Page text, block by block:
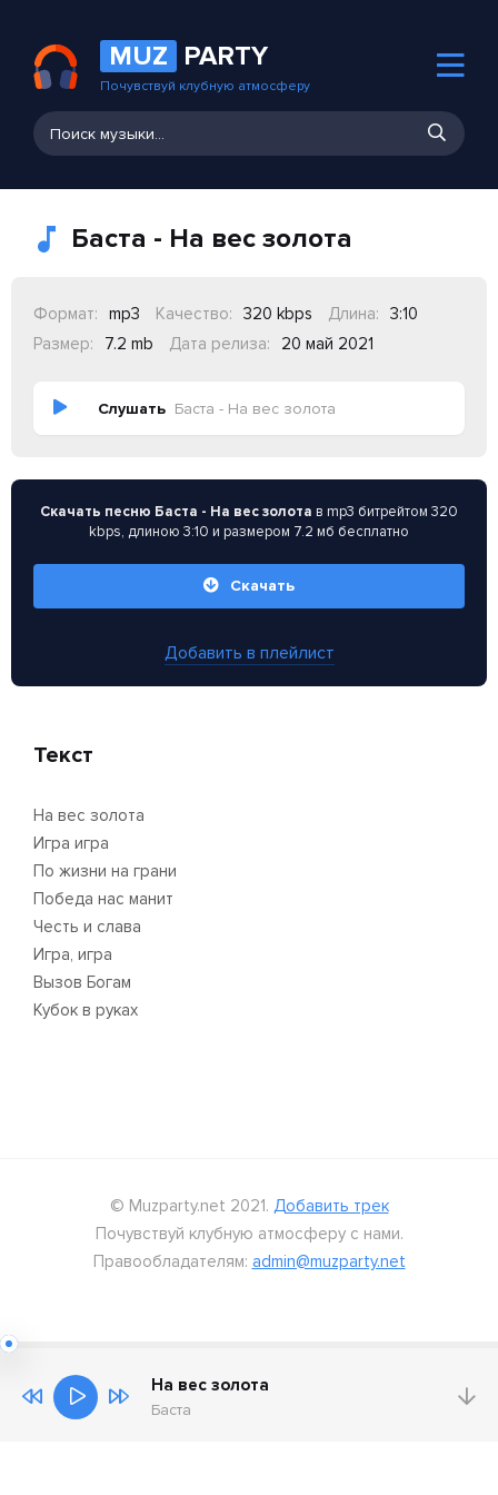
MUZ PARTY
Почувствуй клубную атмосферу
Баста - На вес золота
Формат: mp3 Качество: 320 kbps Длина:
3:10
Размер:
7.2 mb Дата релиза: 20 май 2021
Слушать Баста - На вес золота
Скачать песню Баста - На вес золота в mp3 битрейтом 320
kbps, длиною 3:10 и размером 7.2 мб бесплатно
Скачать
Добавить в плейлист
Текст
На вес золота
Игра игра
По жизни на грани
Победа нас манит
Честь и слава
Игра, игра
Вызов Богам
Кубок в руках
© Muzparty.net 2021. Добавить трек
Почувствуй клубную атмосферу с нами.
Правообладателям: admin@muzparty.net
На вес золота
Баста